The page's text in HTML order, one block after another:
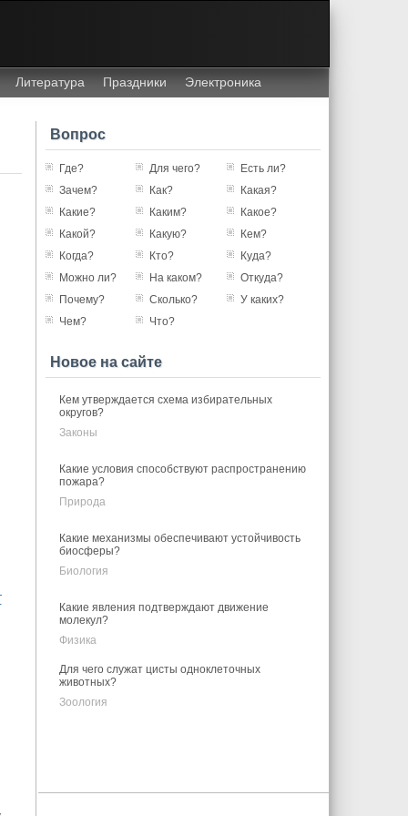
Литература Праздники Электроника
Вопрос
Где? Для чего?
Есть ли?
Зачем?
Как?
Какая?
Какие?
Каким?
Какое?
Какой?
Какую?
Кем?
Когда?
Кто?
Куда?
Можно ли?
На каком?
Откуда?
Почему?
Сколько?
У каких?
Чем?
Что?
Новое на сайте
Кем утверждается схема избирательных
округов?
Законы
Какие условия способствуют распространению
пожара?
Природа
Какие механизмы обеспечивают устойчивость
биосферы?
Биология
Какие явления подтверждают движение
молекул?
Физика
Для чего служат цисты одноклеточных
животных?
Зоология